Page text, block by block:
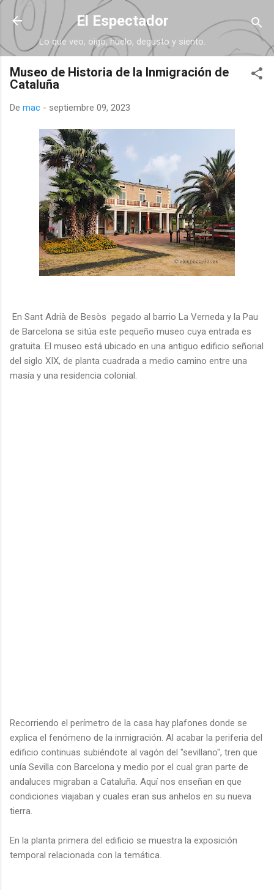
Ir al contenido principal
El Espectador
Lo que veo, oigo, huelo, degusto y siento.
Museo de Historia de la Inmigración de
Cataluña
De mac - septiembre 09, 2023
En Sant Adrià de Besòs pegado al barrio La Verneda y la Pau
de Barcelona se sitúa este pequeño museo cuya entrada es
gratuita. El museo está ubicado en una antiguo edificio señorial
del siglo XIX, de planta cuadrada a medio camino entre una
masía y una residencia colonial.
Recorriendo el perímetro de la casa hay plafones donde se
explica el fenómeno de la inmigración. Al acabar la periferia del
edificio continuas subiéndote al vagón del "sevillano", tren que
unía Sevilla con Barcelona y medio por el cual gran parte de
andaluces migraban a Cataluña. Aquí nos enseñan en que
condiciones viajaban y cuales eran sus anhelos en su nueva
tierra.
En la planta primera del edificio se muestra la exposición
temporal relacionada con la temática.